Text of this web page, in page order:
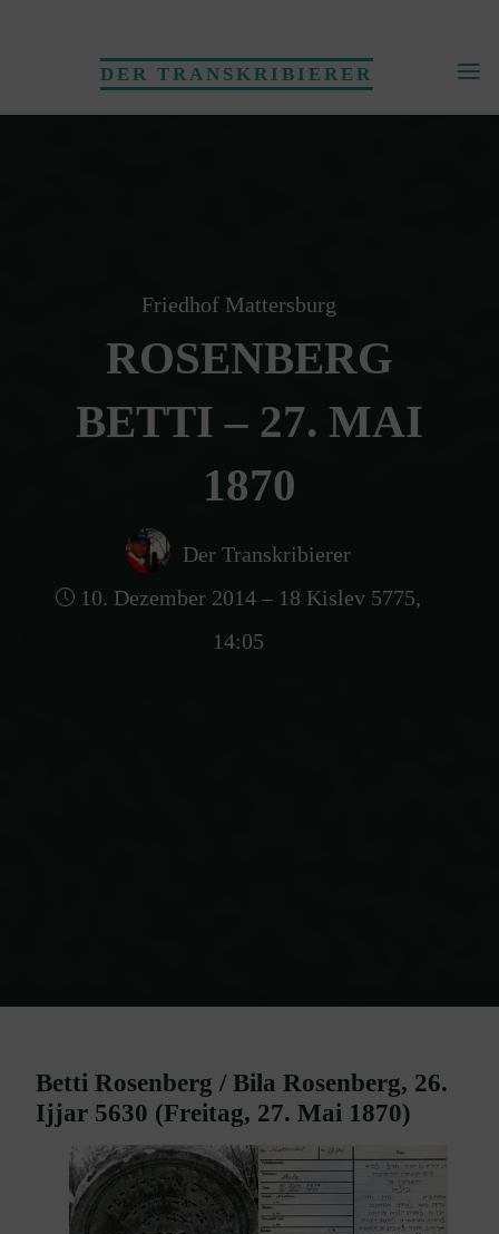
DER TRANSKRIBIERER
Friedhof Mattersburg
ROSENBERG
BETTI – 27. MAI
1870
Der Transkribierer
10. Dezember 2014 – 18 Kislev 5775,
14:05
Betti Rosenberg / Bila Rosenberg, 26.
Ijjar 5630 (Freitag, 27. Mai 1870)